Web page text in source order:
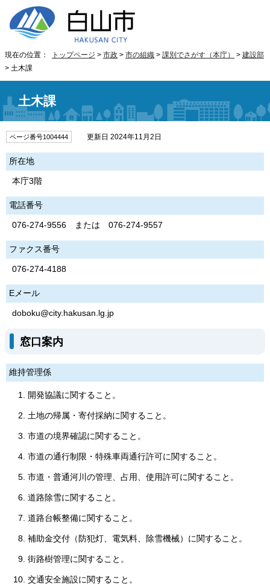
現在の位置： トップページ > 市政 > 市の組織 > 課別でさがす（本庁） > 建設部
> 土木課
土木課
ページ番号1004444 更新日 2024年11月2日
所在地
本庁3階
電話番号
076-274-9556 または 076-274-9557
ファクス番号
076-274-4188
Eメール
doboku@city.hakusan.lg.jp
窓口案内
維持管理係
開発協議に関すること。
土地の帰属・寄付採納に関すること。
市道の境界確認に関すること。
市道の通行制限・特殊車両通行許可に関すること。
市道・普通河川の管理、占用、使用許可に関すること。
道路除雪に関すること。
道路台帳整備に関すること。
補助金交付（防犯灯、電気料、除雪機械）に関すること。
街路樹管理に関すること。
交通安全施設に関すること。